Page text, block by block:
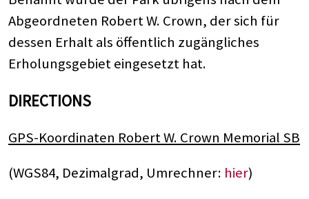
Abgeordneten Robert W. Crown, der sich für
dessen Erhalt als öffentlich zugängliches
Erholungsgebiet eingesetzt hat.
DIRECTIONS
GPS-Koordinaten Robert W. Crown Memorial SB
(WGS84, Dezimalgrad, Umrechner: hier)